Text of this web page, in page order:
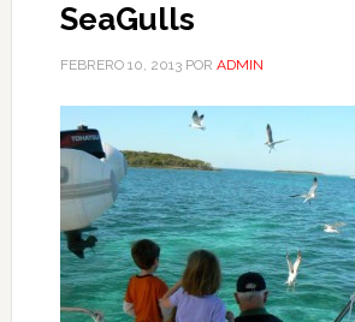
SeaGulls
FEBRERO 10, 2013POR ADMIN